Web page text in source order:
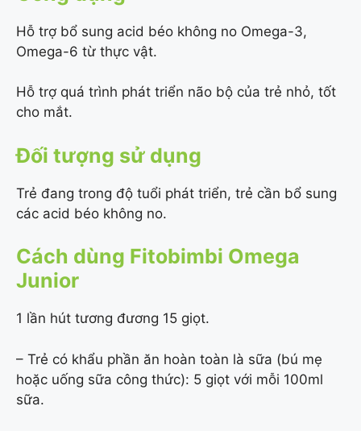
Hỗ trợ bổ sung acid béo không no Omega-3,
Omega-6 từ thực vật.
Hỗ trợ quá trình phát triển não bộ của trẻ nhỏ, tốt
cho mắt.
Đối tượng sử dụng
Trẻ đang trong độ tuổi phát triển, trẻ cần bổ sung
các acid béo không no.
Cách dùng Fitobimbi Omega
Junior
1 lần hút tương đương 15 giọt.
– Trẻ có khẩu phần ăn hoàn toàn là sữa (bú mẹ
hoặc uống sữa công thức): 5 giọt với mỗi 100ml
sữa.